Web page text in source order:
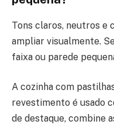
Tons claros, neutros e
ampliar visualmente.
faixa ou parede
A cozinha com
revestimento é usado
de destaque, combine